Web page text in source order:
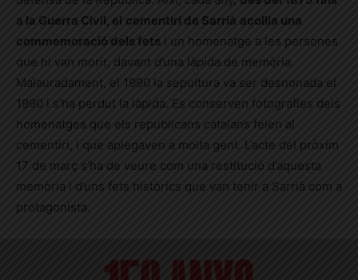
a la Guerra Civil, el cementiri de Sarrià acollia una
commemoració dels fets i un homenatge a les persones
que hi van morir, davant d’una làpida de memòria.
Malauradament, el 1990 la sepultura va ser desnonada el
1990 i s’ha perdut la làpida. Es conserven fotografies dels
homenatges que els republicans catalans feien al
cementiri, i que aplegaven a molta gent. L’acte del pròxim
17 de març s’ha de veure com una restitució d’aquesta
memòria i d’uns fets històrics que van tenir a Sarrià com a
protagonista.